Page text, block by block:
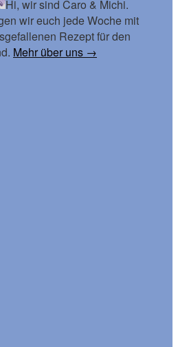
Hi, wir sind Caro & Michi.
wir euch jede Woche mit
Rezept für den
Mehr über uns →